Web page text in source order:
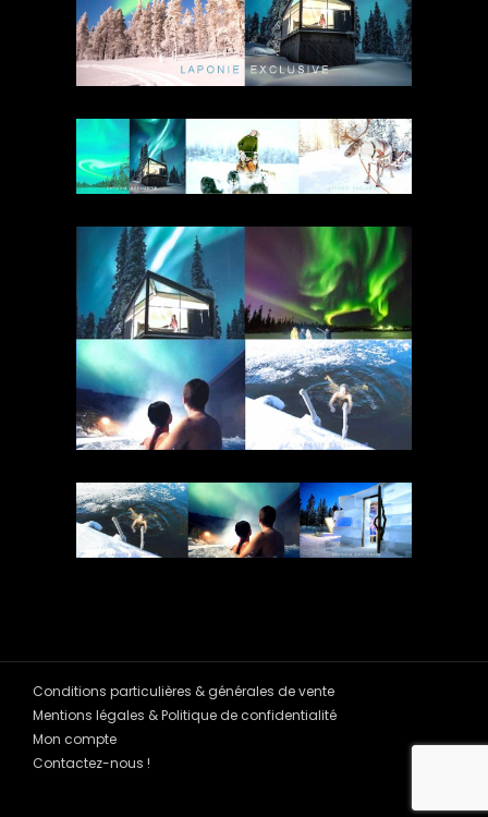
Conditions particulières & générales de vente
Mentions légales & Politique de confidentialité
Mon compte
Contactez-nous !